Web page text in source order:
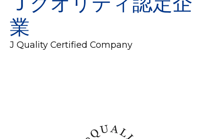
業
J Quality Certified Company